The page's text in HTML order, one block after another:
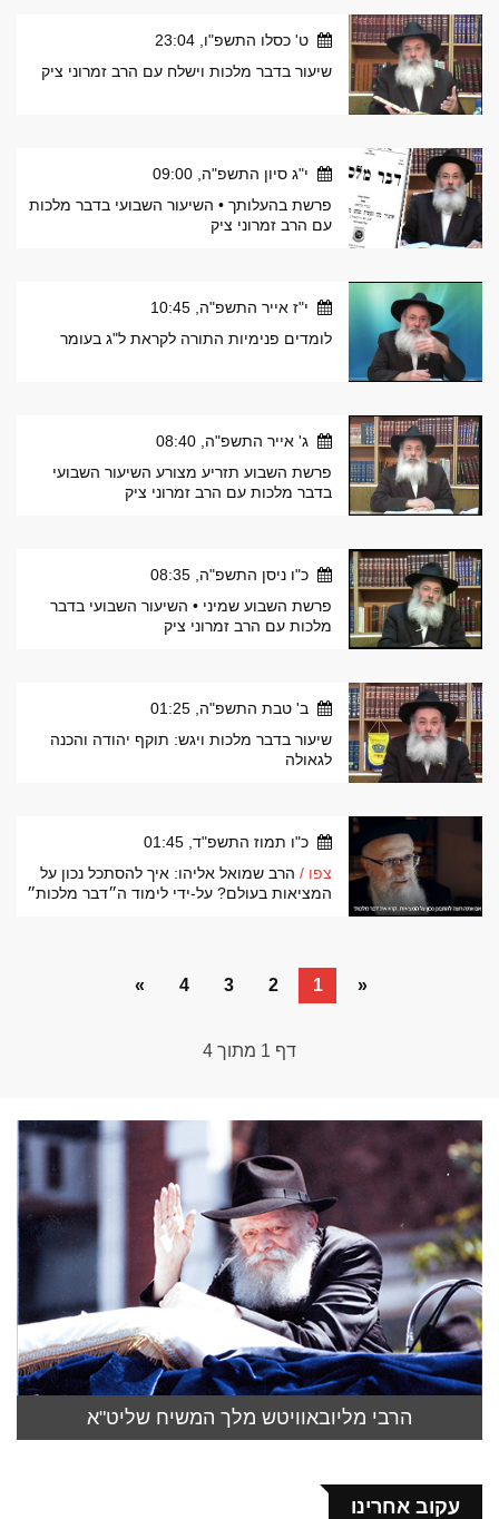
ט' כסלו התשפ"ו, 23:04
שיעור בדבר מלכות וישלח עם הרב זמרוני ציק
י"ג סיון התשפ"ה, 09:00
פרשת בהעלותך • השיעור השבועי בדבר מלכות
עם הרב זמרוני ציק
י"ז אייר התשפ"ה, 10:45
לומדים פנימיות התורה לקראת ל"ג בעומר
ג' אייר התשפ"ה, 08:40
פרשת השבוע תזריע מצורע השיעור השבועי
בדבר מלכות עם הרב זמרוני ציק
כ"ו ניסן התשפ"ה, 08:35
פרשת השבוע שמיני • השיעור השבועי בדבר
מלכות עם הרב זמרוני ציק
ב' טבת התשפ"ה, 01:25
שיעור בדבר מלכות ויגש: תוקף יהודה והכנה
לגאולה
כ"ו תמוז התשפ"ד, 01:45
צפו / הרב שמואל אליהו: איך להסתכל נכון על
המציאות בעולם? על-ידי לימוד ה״דבר מלכות״
«
1
2
3
4
»
דף 1 מתוך 4
הרבי מליובאוויטש מלך המשיח שליט"א
עקוב אחרינו